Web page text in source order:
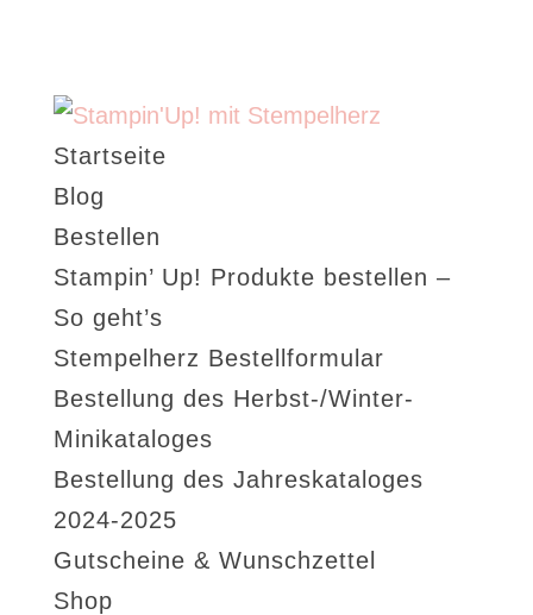
Startseite
Blog
Bestellen
Stampin’ Up! Produkte bestellen –
So geht’s
Stempelherz Bestellformular
Bestellung des Herbst-/Winter-
Minikataloges
Bestellung des Jahreskataloges
2024-2025
Gutscheine & Wunschzettel
Shop